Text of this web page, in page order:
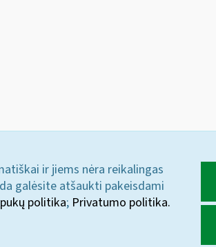
ir jiems nėra reikalingas
galėsite atšaukti pakeisdami
politika; Privatumo politika.